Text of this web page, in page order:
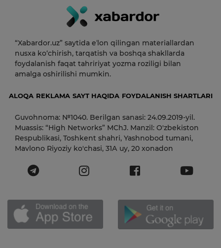
“Xabardor.uz” saytida eʼlon qilingan materiallardan
nusxa ko‘chirish, tarqatish va boshqa shakllarda
foydalanish faqat tahririyat yozma roziligi bilan
amalga oshirilishi mumkin.
ALOQA REKLAMA SAYT HAQIDA FOYDALANISH SHARTLARI
Guvohnoma: №1040. Berilgan sanasi: 24.09.2019-yil.
Muassis: “High Networks” MChJ. Manzil: O'zbekiston
Respublikasi, Toshkent shahri, Yashnobod tumani,
Mavlono Riyoziy ko'chasi, 31А uy, 20 xonadon